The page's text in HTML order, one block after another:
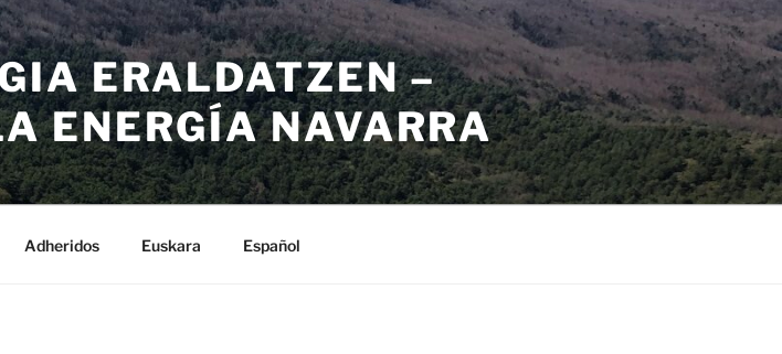
ERALDATZEN –
ENERGÍA NAVARRA
Adheridos Euskara Español